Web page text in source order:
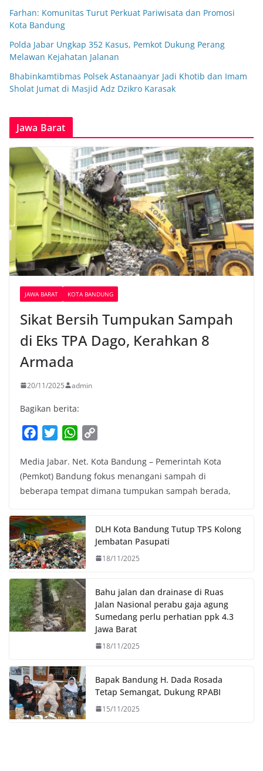
Farhan: Komunitas Turut Perkuat Pariwisata dan Promosi
Kota Bandung
Polda Jabar Ungkap 352 Kasus, Pemkot Dukung Perang
Melawan Kejahatan Jalanan
Bhabinkamtibmas Polsek Astanaanyar Jadi Khotib dan Imam
Sholat Jumat di Masjid Adz Dzikro Karasak
Jawa Barat
JAWA BARAT KOTA BANDUNG
Sikat Bersih Tumpukan Sampah
di Eks TPA Dago, Kerahkan 8
Armada
20/11/2025 admin
Bagikan berita:
c
e
b
o
k
i
t
t
r
W
a
t
s
p
p
p
y
L
n
k
Media Jabar. Net. Kota Bandung – Pemerintah Kota
(Pemkot) Bandung fokus menangani sampah di
beberapa tempat dimana tumpukan sampah berada,
DLH Kota Bandung Tutup TPS Kolong
Jembatan Pasupati
18/11/2025
Bahu jalan dan drainase di Ruas
Jalan Nasional perabu gaja agung
Sumedang perlu perhatian ppk 4.3
Jawa Barat
18/11/2025
Bapak Bandung H. Dada Rosada
Tetap Semangat, Dukung RPABI
15/11/2025